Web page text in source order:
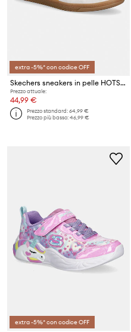
extra -5%* con codice OFF
Skechers sneakers in pelle HOTSHOT
Prezzo attuale:
44,99 €
Prezzo standard:64,99 €
Prezzo più basso:46,99 €
extra -5%* con codice OFF